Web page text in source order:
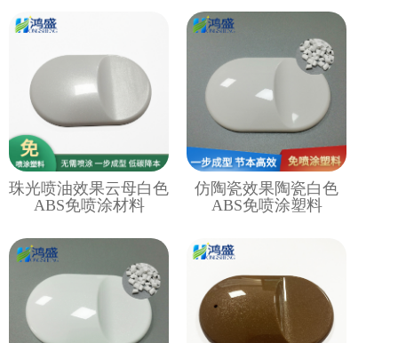
珠光喷油效果云母白色
ABS免喷涂材料
仿陶瓷效果陶瓷白色
ABS免喷涂塑料